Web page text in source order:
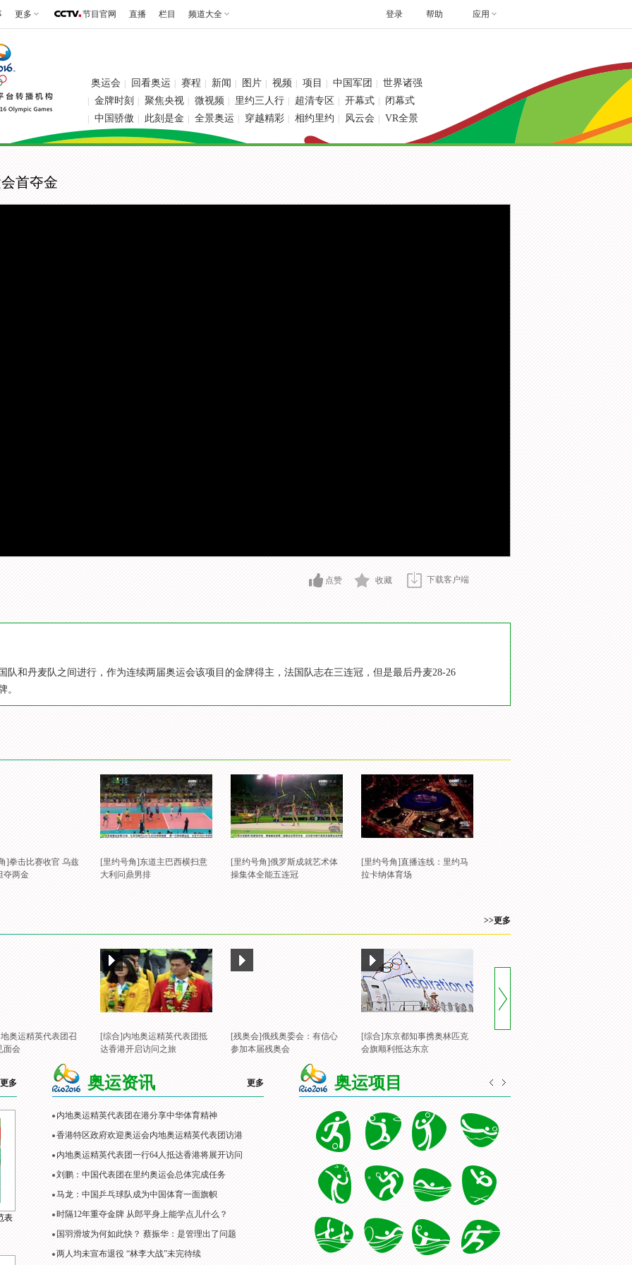
更多 节目官网 直播 栏目 频道大全 帮助 应用
登录
奥运会 回看奥运 赛程 新闻 图片 视频 项目 中国军团 世界诸强
金牌时刻 聚焦央视 微视频 里约三人行 超清专区 开幕式 闭幕式
中国骄傲 此刻是金 全景奥运 穿越精彩 相约里约 风云会 VR全景
首夺金
点赞 收藏 下载客户端
队和丹麦队之间进行，作为连续两届奥运会该项目的金牌得主，法国队志在三连冠，但是最后丹麦28-26
。
]拳击比赛收官 乌兹
夺两金
[里约号角]东道主巴西横扫意
大利问鼎男排
[里约号角]俄罗斯成就艺术体
操集体全能五连冠
[里约号角]直播连线：里约马
拉卡纳体育场
>>更多
奥运精英代表团召
面会
[综合]内地奥运精英代表团抵
达香港开启访问之旅
[残奥会]俄残奥委会：有信心
参加本届残奥会
[综合]东京都知事携奥林匹克
会旗顺利抵达东京
更多
表
奥运资讯 更多
内地奥运精英代表团在港分享中华体育精神
香港特区政府欢迎奥运会内地奥运精英代表团访港
内地奥运精英代表团一行64人抵达香港将展开访问
刘鹏：中国代表团在里约奥运会总体完成任务
马龙：中国乒乓球队成为中国体育一面旗帜
时隔12年重夺金牌 从郎平身上能学点儿什么？
国羽滑坡为何如此快？ 蔡振华：是管理出了问题
两人均未宣布退役 “林李大战”未完待续
奥运项目